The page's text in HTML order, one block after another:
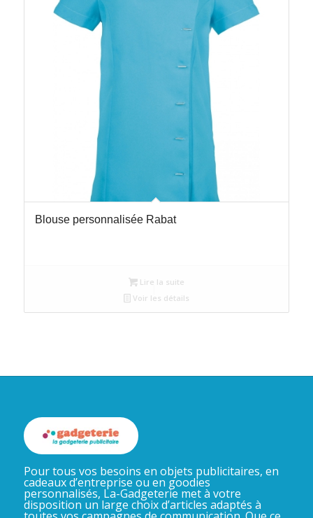
Blouse personnalisée Rabat
Lire la suite
Voir les détails
Pour tous vos besoins en objets publicitaires, en
cadeaux d’entreprise ou en goodies
personnalisés, La-Gadgeterie met à votre
disposition un large choix d’articles adaptés à